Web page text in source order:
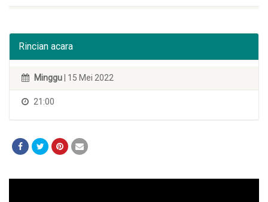
Rincian acara
Minggu | 15 Mei 2022
21:00